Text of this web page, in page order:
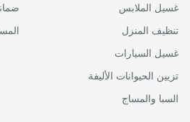
غسيل الملابس
تنظيف المنزل
غسيل السيارات
تزيين الحيوانات الأليفة
السبا والمساج